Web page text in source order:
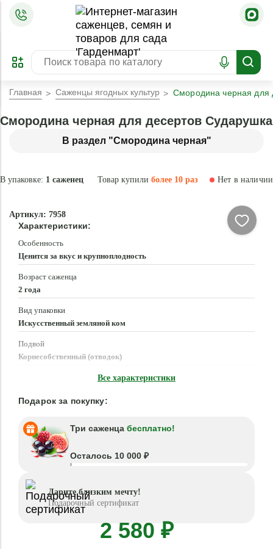
ПРЕДЗАКАЗ
ЗАБРОНИРОВАТЬ
ЛУЧШЕЕ
Главная Саженцы ягодных культур Смородина черная для
В раздел "Смородина черная"
Смородина черная для десертов Сударушка
В упаковке: 1 саженец Товар купили более 10 раз Нет в наличии
Артикул: 7958
Характеристики:
Особенность
Ценится за вкус и крупноплодность
Возраст саженца
2 года
Вид упаковки
Искусственный земляной ком
Подвой
Корнесобственный (отводок)
Все характеристики
Подарок за покупку:
Три саженца бесплатно!
Осталось 10 000 ₽
Дарите близким мечту!
Подарочный сертификат
2 580 ₽